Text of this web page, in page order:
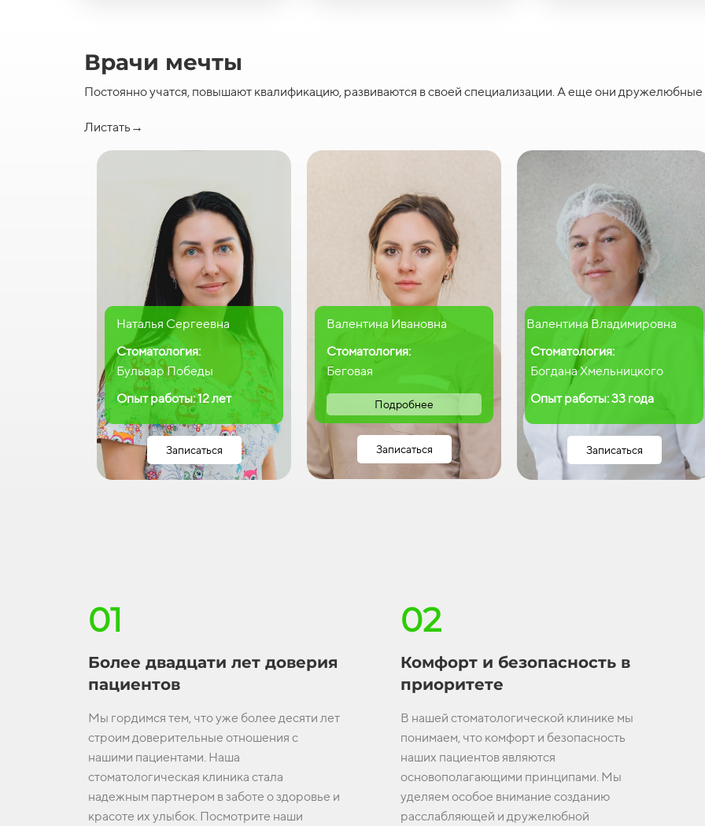
Врачи мечты
Постоянно учатся, повышают квалификацию, развиваются в своей специализации. А еще они
Листать→
Наталья Сергеевна
Стоматология:
Бульвар Победы
Опыт работы: 12 лет
Записаться
Валентина Ивановна
Стоматология:
Беговая
Подробнее
Записаться
Валентина Владимировна
Стоматология:
Богдана Хмельницкого
Опыт работы: 33 года
Записаться
01
Более двадцати лет доверия
пациентов
Мы гордимся тем, что уже более десяти лет
строим доверительные отношения с
нашими пациентами. Наша
стоматологическая клиника стала
надежным партнером в заботе о здоровье и
красоте их улыбок. Посмотрите наши
02
Комфорт и безопасность в
приоритете
В нашей стоматологической клинике мы
понимаем, что комфорт и безопасность
наших пациентов являются
основополагающими принципами. Мы
уделяем особое внимание созданию
расслабляющей и дружелюбной